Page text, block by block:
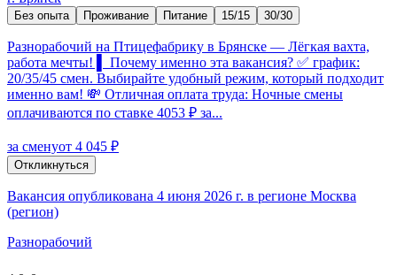
Без опыта Проживание Питание 15/15 30/30
Разнорабочий на Птицефабрику в Брянске — Лёгкая вахта,
работа мечты! ▌ Почему именно эта вакансия? ✅ график:
20/35/45 смен. Выбирайте удобный режим, который подходит
именно вам! 💸 Отличная оплата труда: Ночные смены
оплачиваются по ставке 4053 ₽ за...
за сменуот 4 045 ₽
Откликнуться
Вакансия опубликована 4 июня 2026 г. в регионе Москва
(регион)
Разнорабочий